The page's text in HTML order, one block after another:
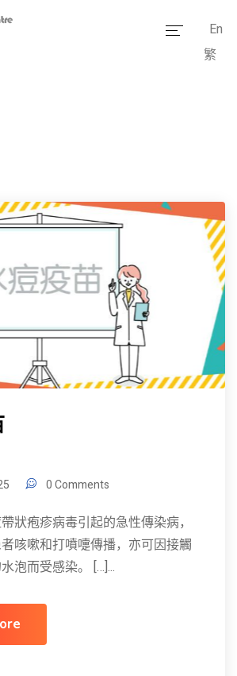
套餐价格
医疗设备
En
繁
0 Comments
狀疱疹病毒引起的急性傳染病，
咳嗽和打噴嚏傳播，亦可因接觸
泡而受感染。 […]...